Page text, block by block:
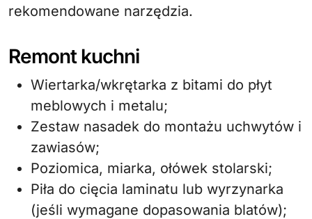
rekomendowane narzędzia.
Remont kuchni
Wiertarka/wkrętarka z bitami do płyt
meblowych i metalu;
Zestaw nasadek do montażu uchwytów i
zawiasów;
Poziomica, miarka, ołówek stolarski;
Piła do cięcia laminatu lub wyrzynarka
(jeśli wymagane dopasowania blatów);